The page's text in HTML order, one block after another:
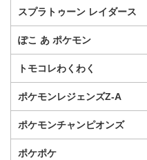
スプラトゥーン レイダース
ぽこ あ ポケモン
トモコレわくわく
ポケモンレジェンズZ-A
ポケモンチャンピオンズ
ポケポケ